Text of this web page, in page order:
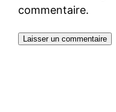
commentaire.